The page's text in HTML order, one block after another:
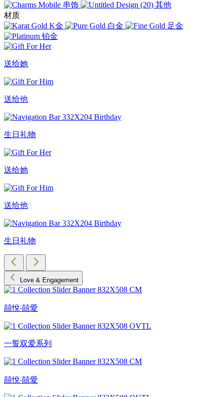
串饰
其他
材质
K金
白金
足金
铂金
送给她
送给他
生日礼物
送给她
送给他
生日礼物
Love & Engagement
囍悅‧囍愛
一誓双爱系列
囍悅‧囍愛